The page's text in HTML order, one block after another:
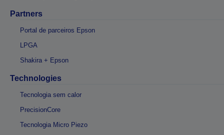
Partners
Portal de parceiros Epson
LPGA
Shakira + Epson
Technologies
Tecnologia sem calor
PrecisionCore
Tecnologia Micro Piezo